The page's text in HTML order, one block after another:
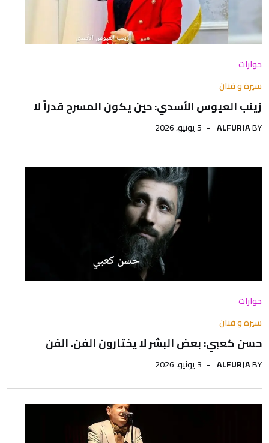
حوارات
سيرة و فنان
زينب العيوس الأسدي: حين يكون المسرح قدراً لا
BY
ALFURJA 5 يونيو، 2026
حوارات
سيرة و فنان
حسن كعبي: بعض البشر لا يختارون الفن. الفن
BY
ALFURJA 3 يونيو، 2026